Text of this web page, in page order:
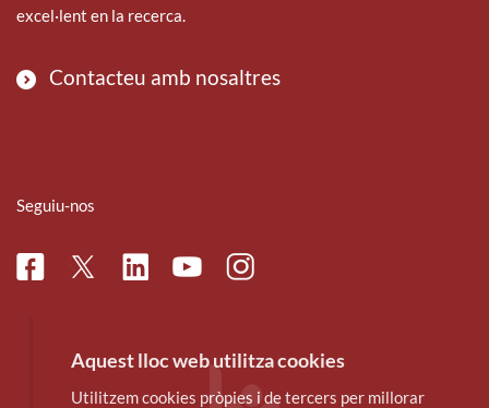
excel·lent en la recerca.
Contacteu amb nosaltres
Seguiu-nos
FacebookTwitterLinkedinYoutubeInstagram
Aquest lloc web utilitza cookies
Utilitzem cookies pròpies i de tercers per millorar